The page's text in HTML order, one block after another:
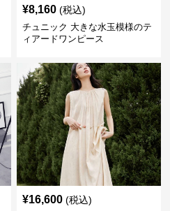
¥8,160 (税込)
チュニック 大きな水玉模様のテ
ィアードワンピース
¥16,600 (税込)